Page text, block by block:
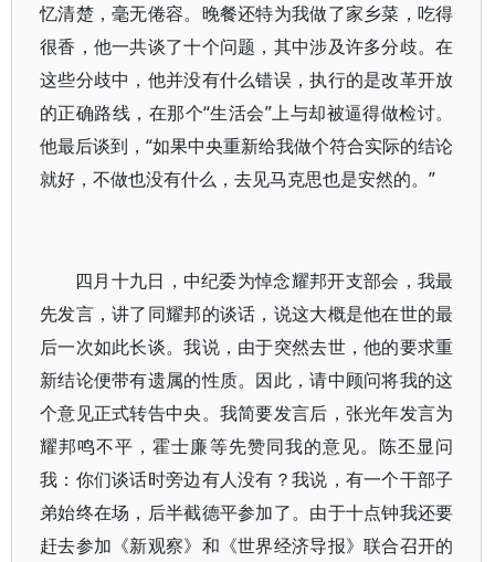
忆清楚，毫无倦容。晚餐还特为我做了家乡菜，吃得
很香，他一共谈了十个问题，其中涉及许多分歧。在
这些分歧中，他并没有什么错误，执行的是改革开放
的正确路线，在那个“生活会”上与却被逼得做检讨。
他最后谈到，“如果中央重新给我做个符合实际的结论
就好，不做也没有什么，去见马克思也是安然的。”
四月十九日，中纪委为悼念耀邦开支部会，我最
先发言，讲了同耀邦的谈话，说这大概是他在世的最
后一次如此长谈。我说，由于突然去世，他的要求重
新结论便带有遗属的性质。因此，请中顾问将我的这
个意见正式转告中央。我简要发言后，张光年发言为
耀邦鸣不平，霍士廉等先赞同我的意见。陈丕显问
我：你们谈话时旁边有人没有？我说，有一个干部子
弟始终在场，后半截德平参加了。由于十点钟我还要
赶去参加《新观察》和《世界经济导报》联合召开的